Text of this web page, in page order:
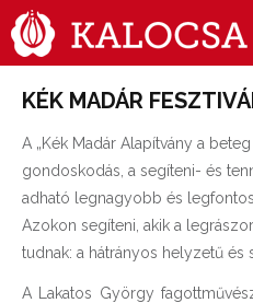
KÉK MADÁR
A „Kék Madár Alapítvány a
gondoskodás, a segíteni- és
adható legnagyobb és
Azokon segíteni, akik a
tudnak: a hátrányos helyzetű és
A Lakatos György